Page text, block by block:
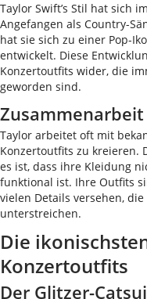
Taylor Swift’s Stil hat sich
Angefangen als Country-
hat sie sich zu einer Pop-
entwickelt. Diese
Konzertoutfits wider, die
geworden sind.
Taylor arbeitet oft mit
Konzertoutfits zu kreieren.
es ist, dass ihre Kleidung
funktional ist. Ihre Outfits
vielen Details versehen,
unterstreichen.
Die
Konzertoutfits
Der Glitzer-